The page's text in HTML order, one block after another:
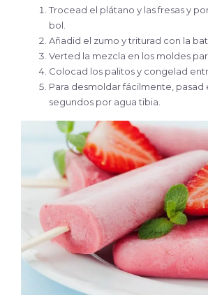
Trocead el plátano y las fresas y
bol.
Añadid el zumo y triturad con la
Verted la mezcla en los moldes
Colocad los palitos y congelad
Para desmoldar fácilmente, pasad
segundos por agua tibia.